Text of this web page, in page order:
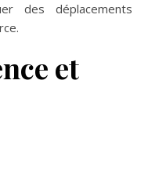
des déplacements
et